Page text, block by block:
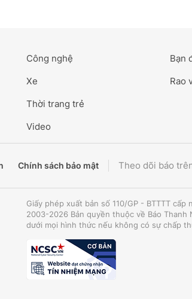
Công nghệ
Xe
Thời trang trẻ
Video
Bạn
Rao
Chính sách bảo mật Theo dõi báo
Giấy phép xuất bản số 110/GP - BTTTT
2003-2026 Bản quyền thuộc về Báo Thanh
dưới mọi hình thức nếu không có sự chấp